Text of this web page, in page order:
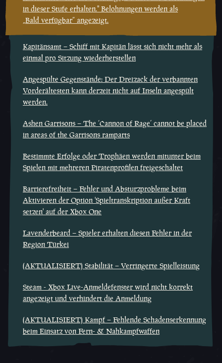
in dieser Stufe erhalten." Belohnungen werden als
„Bald verfügbar“ angezeigt.
Kapitänsamt – Schiff mit Kapitän lässt sich nicht mehr als
einmal pro Sitzung wiederherstellen
Angespülte Gegenstände: Der Dreizack der verbannten
Vorderältesten kann derzeit nicht auf Inseln angespült
werden.
Ashen Garrisons – The ‘Cannon of Rage’ cannot be placed
in areas of the Garrisons ramparts
Bestimmte Erfolge oder Trophäen werden mitunter beim
Spielen mit mehreren Piratenprofilen freigeschaltet
Barrierefreiheit – Fehler und Absturzprobleme beim
Aktivieren der Option 'Spieltranskription außer Kraft
setzen' auf der Xbox One
Lavenderbeard – Spieler erhalten diesen Fehler in der
Region Türkei
(AKTUALISIERT) Stabilität – Verringerte Spielleistung
Steam - Xbox Live-Anmeldefenster wird nicht korrekt
angezeigt und verhindert die Anmeldung
(AKTUALISIERT) Kampf – Fehlende Schadenserkennung
beim Einsatz von Fern- & Nahkampfwaffen